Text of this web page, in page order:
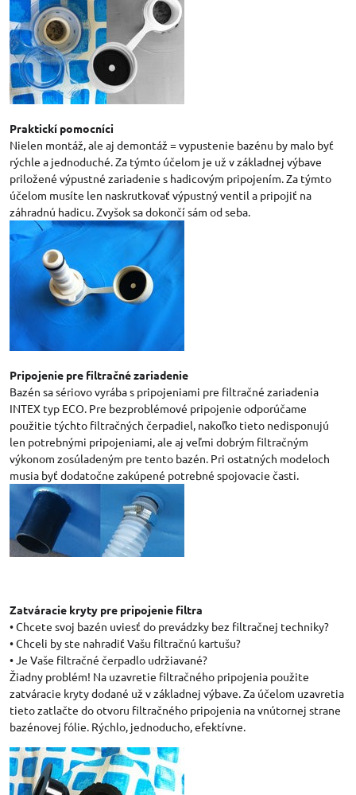
Praktickí pomocníci
Nielen montáž, ale aj demontáž = vypustenie bazénu by malo byť
rýchle a jednoduché. Za týmto účelom je už v základnej výbave
priložené výpustné zariadenie s hadicovým pripojením. Za týmto
účelom musíte len naskrutkovať výpustný ventil a pripojiť na
záhradnú hadicu. Zvyšok sa dokončí sám od seba.
Pripojenie pre filtračné zariadenie
Bazén sa sériovo vyrába s pripojeniami pre filtračné zariadenia
INTEX typ ECO. Pre bezproblémové pripojenie odporúčame
použitie týchto filtračných čerpadiel, nakoľko tieto nedisponujú
len potrebnými pripojeniami, ale aj veľmi dobrým filtračným
výkonom zosúladeným pre tento bazén. Pri ostatných modeloch
musia byť dodatočne zakúpené potrebné spojovacie časti.
Zatváracie kryty pre pripojenie filtra
• Chcete svoj bazén uviesť do prevádzky bez filtračnej techniky?
• Chceli by ste nahradiť Vašu filtračnú kartušu?
• Je Vaše filtračné čerpadlo udržiavané?
Žiadny problém! Na uzavretie filtračného pripojenia použite
zatváracie kryty dodané už v základnej výbave. Za účelom uzavretia
tieto zatlačte do otvoru filtračného pripojenia na vnútornej strane
bazénovej fólie. Rýchlo, jednoducho, efektívne.